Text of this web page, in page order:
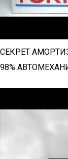
СЕКРЕТ
98%